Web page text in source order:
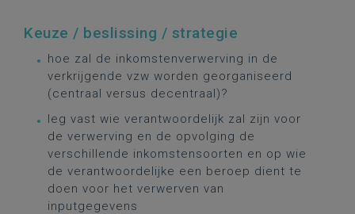
Keuze / beslissing / strategie
hoe zal de inkomstenverwerving in de
verkrijgende vzw worden georganiseerd
(centraal versus decentraal)?
leg vast wie verantwoordelijk zal zijn voor
de verwerving en de opvolging de
verschillende inkomstensoorten en op wie
de verantwoordelijke een beroep dient te
doen voor het verwerven van
inputgegevens